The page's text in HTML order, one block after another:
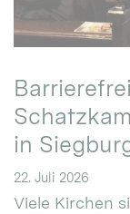
in
22. Juli 2026
Viele Kirchen